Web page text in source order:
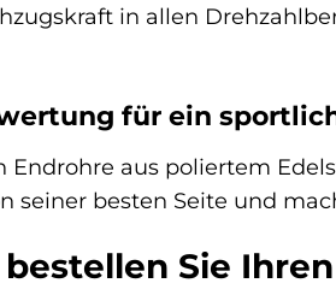
in allen
für ein
Endrohre aus poliertem
seiner besten Seite und
Sie